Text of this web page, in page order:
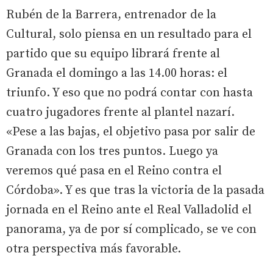
Rubén de la Barrera, entrenador de la
Cultural, solo piensa en un resultado para el
partido que su equipo librará frente al
Granada el domingo a las 14.00 horas: el
triunfo. Y eso que no podrá contar con hasta
cuatro jugadores frente al plantel nazarí.
«Pese a las bajas, el objetivo pasa por salir de
Granada con los tres puntos. Luego ya
veremos qué pasa en el Reino contra el
Córdoba». Y es que tras la victoria de la pasada
jornada en el Reino ante el Real Valladolid el
panorama, ya de por sí complicado, se ve con
otra perspectiva más favorable.